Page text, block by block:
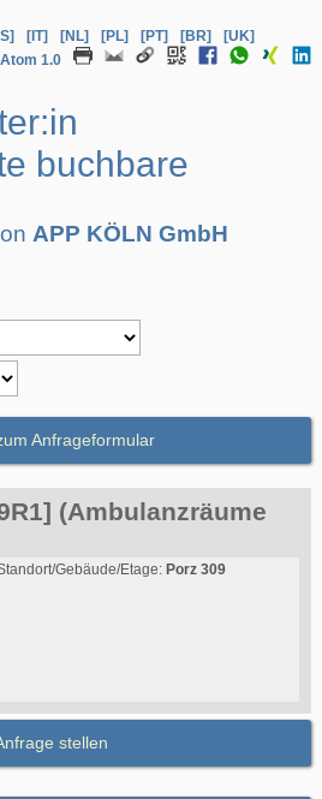
[IT] [NL] [PL] [PT] [BR]
[UK]
Atom 1.0
buchbare
APP KÖLN GmbH
Anfrageformular
(Ambulanzräume
Gebäude/Etage: Porz 309
stellen